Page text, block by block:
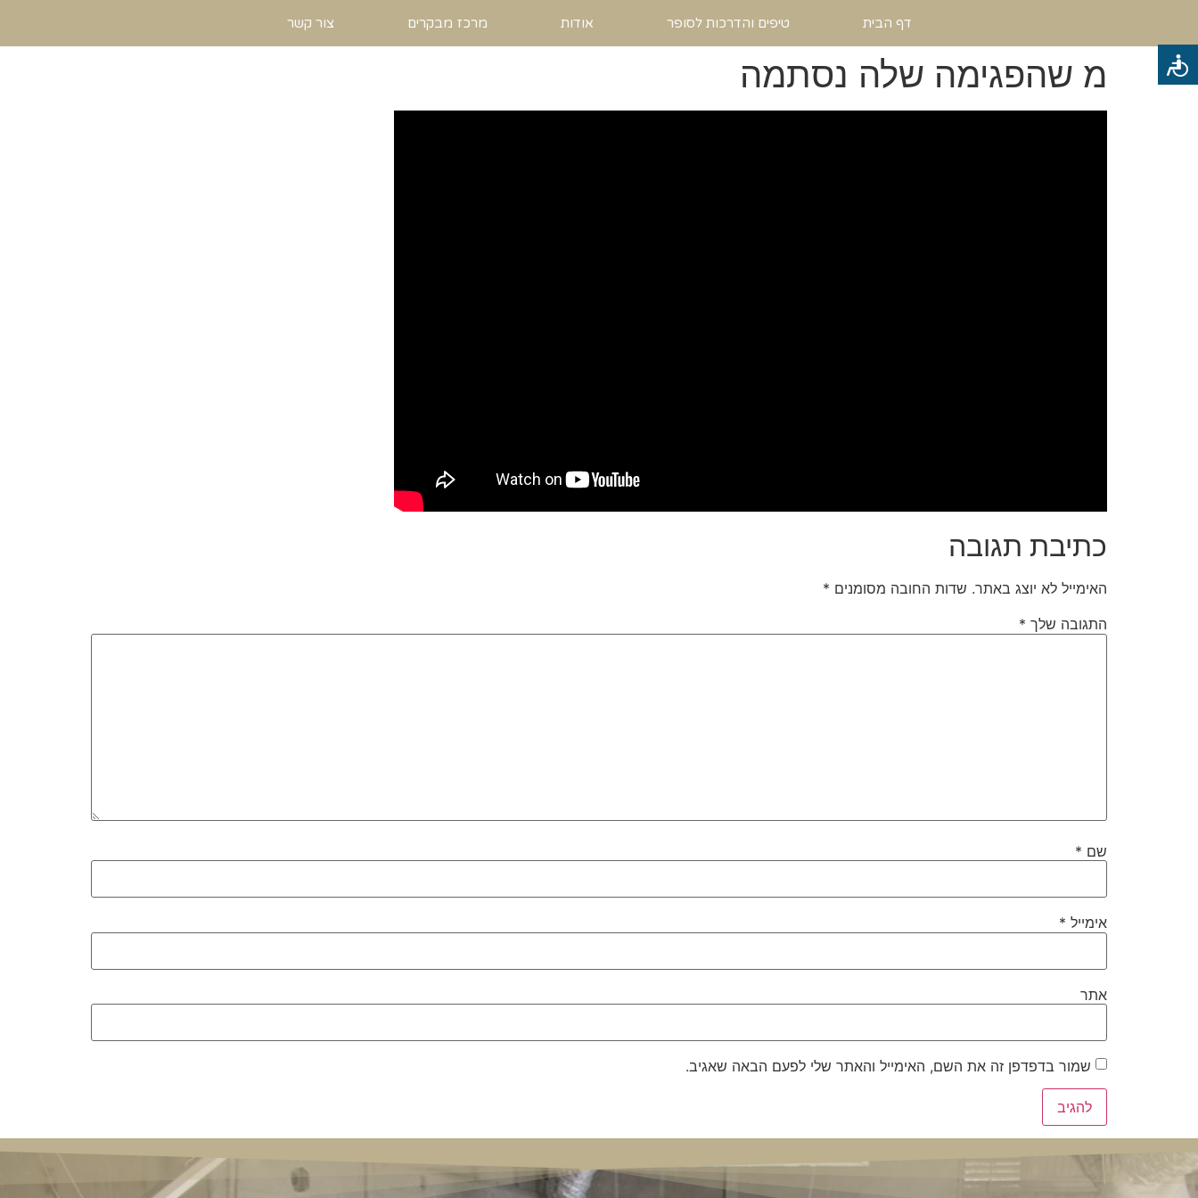
דף הבית טיפים והדרכות לסופר אודות מרכז מבקרים צור קשר
מ שהפגימה שלה נסתמה
כתיבת תגובה
האימייל לא יוצג באתר. שדות החובה מסומנים *
התגובה שלך *
שם *
אימייל *
אתר
שמור בדפדפן זה את השם, האימייל והאתר שלי לפעם הבאה שאגיב.